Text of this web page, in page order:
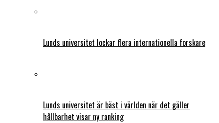
Lunds universitet lockar flera internationella forskare
Lunds universitet är bäst i världen när det gäller
hållbarhet visar ny ranking